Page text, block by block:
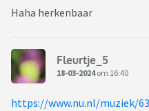
Haha herkenbaar
Fleurtje_5
18-03-2024om 16:40
https://www.nu.nl/muziek/